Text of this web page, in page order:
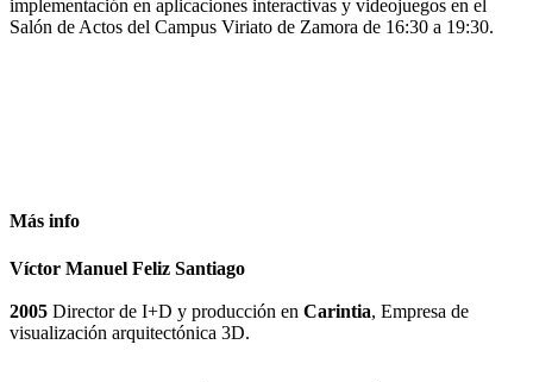
implementación en aplicaciones interactivas y videojuegos en el
Salón de Actos del Campus Viriato de Zamora de 16:30 a 19:30.
Más info
Víctor Manuel Feliz Santiago
2005 Director de I+D y producción en Carintia, Empresa de
visualización arquitectónica 3D.